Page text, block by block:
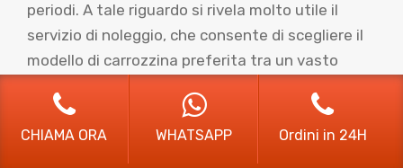
periodi. A tale riguardo si rivela molto utile il
servizio di noleggio, che consente di scegliere il
modello di carrozzina preferita tra un vasto
della qualità.
CHIAMA ORA WHATSAPP Ordini in 24H